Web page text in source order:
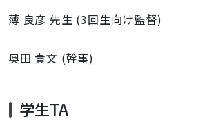
薄 良彦 先生 (3回生向け監督)
奥田 貴文 (幹事)
学生TA